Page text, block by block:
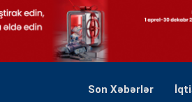
Son Xəbərlər